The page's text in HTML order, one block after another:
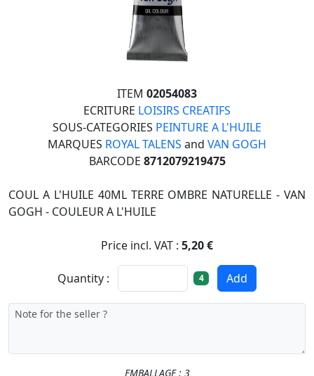
ITEM 02054083
ECRITURE LOISIRS CREATIFS
SOUS-CATEGORIES PEINTURE A L'HUILE
MARQUES ROYAL TALENS and VAN GOGH
BARCODE 8712079219475
COUL A L'HUILE 40ML TERRE OMBRE NATURELLE - VAN
GOGH - COULEUR A L'HUILE
Price incl. VAT : 5,20 €
Quantity : 4 Add
EMBALLAGE : 3